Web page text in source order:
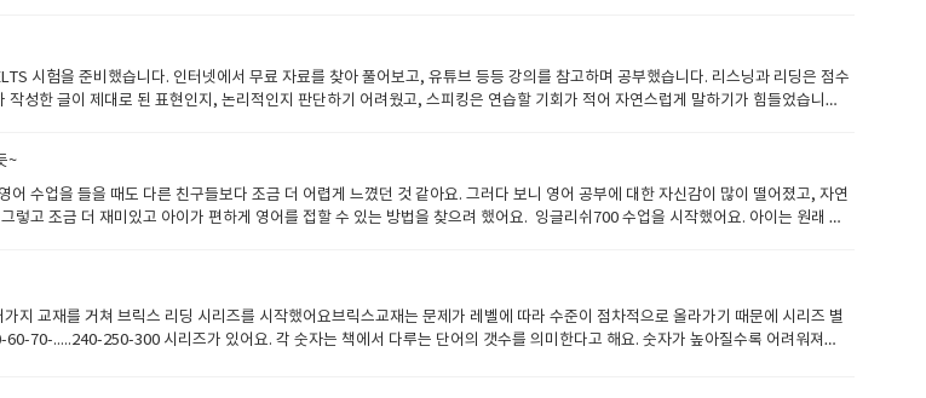
움 없이 진행되었습니다. 앞으로도 꾸준한 공부를 통해 내 영어 실력을 더더더 올려줄 계획입니다, 화상영어 수업 할까 말까 고민하
없었어요. 선생님이 저에게 꿈이 뭐냐고 물어보시고 버킷리스트에 대해서 숙제를 내주셨는데제가 생각해보지도 않았던 부분을
각할수 있게끔 선생님은 할수 있다고 말씀해주시고 구체적인 비전을 세울수 있도록 도와주셨어요.긍정적인 말이 저의 어두운 감정
주셔서 자포자기 하지않게 저를 움직일수 있게 해주셨고, 선생님과의 원활한 친분관계가 저에게 힘을 주었습니다. 00이 덕분이다의
다오늘도 멋진 하루가 기다리고 있다고맙고 감사하다.등등.....긍정적인 표현을 선생님과 자주 나누었습니다 몇달이 지나서였는지는
주의 수업을 계속 했어요시간이 지나면서 우리(선생님과 나)는 서로의 가치관과 생각을 알고 신뢰 관계를 구축해 나갈 수 있었습니다.
받을수 있었구요첨삭서비스도 제공이 되어서 게시판에서 숙제를 주고 받고 영어에 많은 도움이 되었습니다. 결론:영어로 커뮤니케
국어로 커뮤니케이션을 못해서 조용한 성격이었는데 영어로 소통의 힘을 깨닫고 대화가 즐겁다는것이 아이러니하네요.ㅋㅋ) 현재 :
다. 포기하지 않고 끝까지 노력하면 좋은 날이 온다는것을 알았습니다. 저는 계속해서 앞으로 나갈거에요. 오늘도 멋진하루가 기다
라서 그런가봐요. 제 발음이 이상하진 않을까, 너무 느린 건 아닐까… 걱정이 많았는데 선생님은 천천히 말해주시고, 제가 초반에 한
만, 꼭 교재만 따라가는 느낌은 아니었어요. 제 상황에 맞게, 그리고 제 관심사에 맞게 수업을 이끌어주신 덕분에 한두 문장씩 말하
이 늘 웃는 얼굴로 저를 맞이해주셨다는 점이에요. 어른이 되어서도 이렇게 누군가에게 따뜻하게 “잘했어요”라는 말을 들을 수 있다
어책을 읽거나 유튜브에서 영어 노래를 따라 부를 때, 제가 옆에서 조용히 한두 마디 거들 수 있어요. 완벽하지 않아도, 아이는 기뻐
지금도 여전히 영어는 쉽지 않아요. 문장이 길어지면 머리가 하얘지고, 가끔은 수업 전에 괜히 긴장도 돼요. 그런데, 그럼에도 불구하
나는 게, 제겐 제일 큰 동기부여예요 ​<<엄마가 먼저 말 걸어보는 용기?? >>이 글은 그저, 엄마로서 “나도 해볼 수 있을까?”라고 망설
공부 중이지만, 아이에게 “영어로도” 다정한 말을 건네는 연습을 하고 있어요.어쩌면, 아이의 영어가 자라나는 만큼, 제 영어도 아이
시험을 준비했습니다. 인터넷에서 무료 자료를 찾아 풀어보고, 유튜브 등등 강의를 참고하며 공부했습니다. 리스닝과 리딩은 점수
성한 글이 제대로 된 표현인지, 논리적인지 판단하기 어려웠고, 스피킹은 연습할 기회가 적어 자연스럽게 말하기가 힘들었습니
완할 수는 있었지만, 여전히 저만의 약점을 집중적으로 개선할 방법이 필요했습니다. 이후, 1:1 맞춤 피드백을 받을 수 있는 잉글리
줄수 있었습니다. 또한, 라이팅 글도 제출하면 선생님이 문법, 논리적인 흐름, 어휘 사용까지 꼼꼼하게 피드백을 주어 점점 더 나은
피킹에서는 유창성이 좋아졌고, 다양한 질문에 대답하는 연습을 하면서 자연스럽게 답변을 구성할 수 있었습니다. 라이팅에서도 첨
함께 토론하면서 스피킹, 라이팅 점수도 많이 올랐습니다초반에 작성한 글:"Nowadays, many people believe that technology
has both positive and negative effects on our lives." 선생님이 피드백을 여러군데 주시는데 그중에 예를 들면..서
이 너무 광범위함구체적인 예시를 들어 논리를 강화할 필요가 있음 수정한 글:"In the modern world, technology has
believe that its advantages outweigh its drawbacks. In this essay, I will discuss how technology enhances
문장 표현을 더욱 정교하게 다듬을 수 있었습니다. 결국 IELTS는 전략적인 접근과 꾸준한 연습이 중요한 시험이라고 생각합
IELTS를 준비하는 분들도 효율적인 학습 방법을 찾아가는 것이 중요하다고 생각합니다. 저의 경험이 다른뿐께도 도움이 되길 바랍
~
수업을 들을 때도 다른 친구들보다 조금 더 어렵게 느꼈던 것 같아요. 그러다 보니 영어 공부에 대한 자신감이 많이 떨어졌고, 자연
렇고 조금 더 재미있고 아이가 편하게 영어를 접할 수 있는 방법을 찾으려 했어요. 잉글리쉬700 수업을 시작했어요. 아이는 원래 활
어갔어요. 아이가 좋아하는 주제에 대해 영어로 이야기를 나누다 보니, 어느새 영어로 말하는 것에 대한 부담이 줄어들었어요. 수업
주는 피드백도 긍정적이었고, 조금씩 영어로 문장을 만드는 것도 쉬워졌죠. 특히 선생님은 아이가 영어로 표현할 때 틀려도 괜찮다고
어요. 이런 격려 덕분에 아이는 더 용기를 내서 영어로 말해보려고 노력하게 되었어요. 그리고 무엇보다도, 화상영어 수업을 통해
도구라는 것을 깨달았어요. 영어를 통해 선생님과 새로운 문화를 경험하고, 또래 친구들과도 영어로 소통하면서 영어에 대한 흥미
지 교재를 거쳐 브릭스 리딩 시리즈를 시작했어요브릭스교재는 문제가 레벨에 따라 수준이 점차적으로 올라가기 때문에 시리즈 별
70-.....240-250-300 시리즈가 있어요. 각 숫자는 책에서 다루는 단어의 갯수를 의미한다고 해요. 숫자가 높아질수록 어려워져